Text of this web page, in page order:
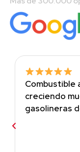
Combustible
creciendo
gasolineras